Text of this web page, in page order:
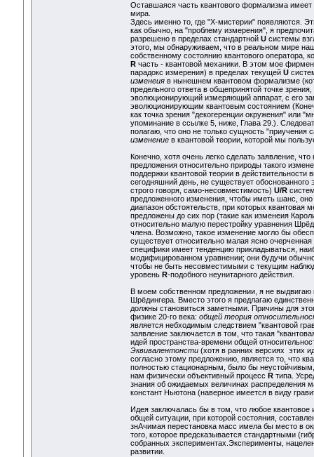
Оставшаяся часть квантового формализма имеет
мира.
Здесь именно то, где "X-мистерии" появляются.
как обычно, на "проблему измерения", я
разрешено в пределах стандартной Uсистемы
этого, мы обнаруживаем, что в реальном мире
собственному состоянию квантового оператора,
Rчасть - квантовой механики. В этом мое
парадокс измерения) в пределах текущей U
изменеияв нынешнем квантовом формализме
предельного ответа в общепринятой точке
эволюционирующий измеряющий аппарат, с его
эволюционирующим квантовым состоянием
как точка зрения "декогеренции окружения" или
упоминание в ссылке 5, ниже, Глава 29.).
полагаю, что оно не только сущность "приучения
изменениев квантовой теории, которой мы
Конечно, хотя очень легко сделать заявление,
предложения относительно природы такого
поддержки квантовой теории в
сегодняшний день, не существует обоснованного
строго говоря, само-несовместимость) U/R
предложенного изменения, чтобы иметь шанс,
диапазон обстоятельств, при которых
предложены до сих пор (такие как изменеия
относительно малую перестройку уравнения
члена. Возможно, такое изменение могло бы
существует относительно малая ясно
специфики имеет тенденцию прикладываться,
модифицированном уравнении; они будучи
чтобы не быть несовместимыми с текущим
уровень R-подобного неунитарного действия.
В моем собственном предложении, я не
Шрёдингера. Вместо этого я предлагаю
должны становиться заметными. Причины для
физике 20-го века: общей теория
является небходимым следствием "квантовой
заявление заключается в том, что такая
идей пространства-времени общей
Эквивалентонсти(хотя в ранних версиях этих
согласно этому предложению, является то, что
полностью стационарным, было бы
нам физически объективный процесс Rтипа.
знания об ожидаемых величинах распределения
констант Ньютона (наверное имеется в виду
Идея заключалась бы в том, что любое
общей ситуации, при которой состояния,
знАчимая перестановка масс имела бы место в
того, которое предсказывается стандартными
собранных экспериментах.Эксперименты,
развитии.